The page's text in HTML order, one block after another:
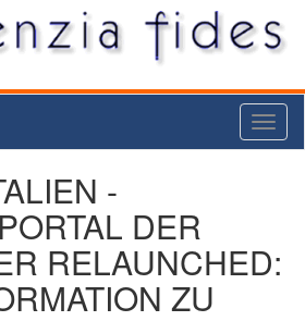
-
DER
RELAUNCHED:
ZU